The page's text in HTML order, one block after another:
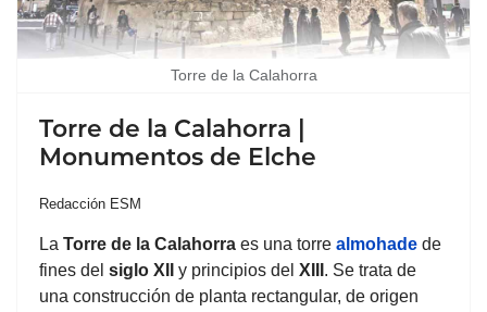
Torre de la Calahorra
Torre de la Calahorra |
Monumentos de Elche
Redacción ESM
La Torre de la Calahorra es una torre almohade de
fines del siglo XII y principios del XIII . Se trata de
una construcción de planta rectangular, de origen